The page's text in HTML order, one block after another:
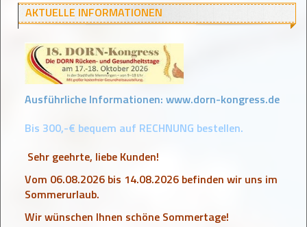
AKTUELLE INFORMATIONEN
Ausführliche Informationen: www.dorn-kongress.de
Bis 300,-€ bequem auf RECHNUNG bestellen.
Sehr geehrte, liebe Kunden!
Vom 06.08.2026 bis 14.08.2026 befinden wir uns im
Sommerurlaub.
Wir wünschen Ihnen schöne Sommertage!